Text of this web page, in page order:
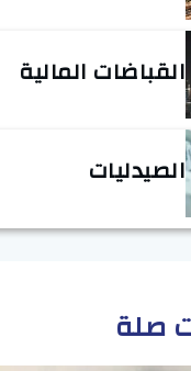
القباضات المالية
الصيدليات
صلة